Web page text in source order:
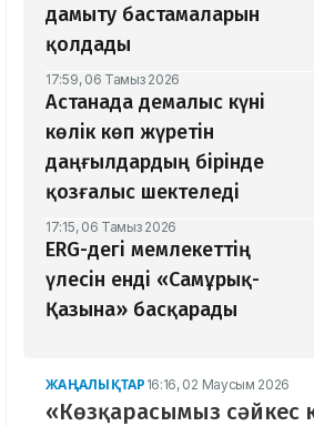
дамыту бастамаларын
қолдады
17:59, 06 Тамыз 2026
Астанада демалыс күні
көлік көп жүретін
даңғылдардың бірінде
қозғалыс шектеледі
17:15, 06 Тамыз 2026
ERG-дегі мемлекеттің
үлесін енді «Самұрық-
Қазына» басқарады
ЖАҢАЛЫҚТАР 16:16, 02 Маусым 2026
«Көзқарасымыз сәйкес